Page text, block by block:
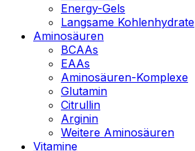
Energy-Gels
Langsame Kohlenhydrate
Aminosäuren
BCAAs
EAAs
Aminosäuren-Komplexe
Glutamin
Citrullin
Arginin
Weitere Aminosäuren
Vitamine